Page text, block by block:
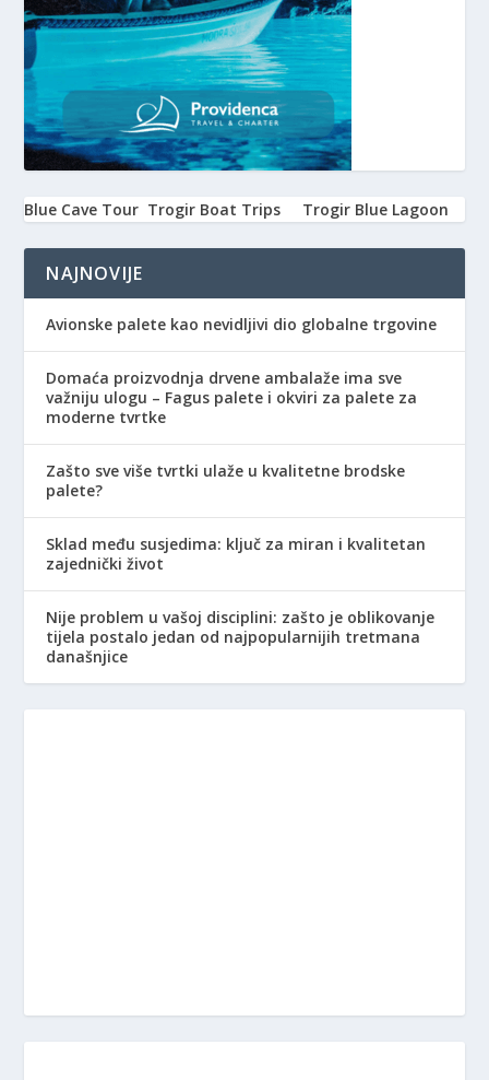
Blue Cave Tour Trogir Boat Trips Trogir Blue Lagoon
NAJNOVIJE
Avionske palete kao nevidljivi dio globalne trgovine
Domaća proizvodnja drvene ambalaže ima sve
važniju ulogu – Fagus palete i okviri za palete za
moderne tvrtke
Zašto sve više tvrtki ulaže u kvalitetne brodske
palete?
Sklad među susjedima: ključ za miran i kvalitetan
zajednički život
Nije problem u vašoj disciplini: zašto je oblikovanje
tijela postalo jedan od najpopularnijih tretmana
današnjice